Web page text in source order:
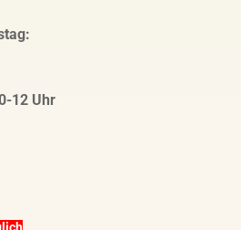
12 Uhr